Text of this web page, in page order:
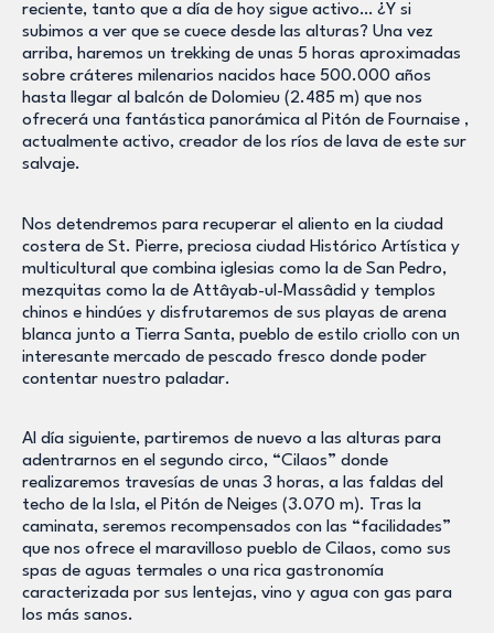
reciente, tanto que a día de hoy sigue activo… ¿Y si
subimos a ver que se cuece desde las alturas? Una vez
arriba, haremos un trekking de unas 5 horas aproximadas
sobre cráteres milenarios nacidos hace 500.000 años
hasta llegar al balcón de Dolomieu (2.485 m) que nos
ofrecerá una fantástica panorámica al Pitón de Fournaise ,
actualmente activo, creador de los ríos de lava de este sur
salvaje.
Nos detendremos para recuperar el aliento en la ciudad
costera de St. Pierre, preciosa ciudad Histórico Artística y
multicultural que combina iglesias como la de San Pedro,
mezquitas como la de Attâyab-ul-Massâdid y templos
chinos e hindúes y disfrutaremos de sus playas de arena
blanca junto a Tierra Santa, pueblo de estilo criollo con un
interesante mercado de pescado fresco donde poder
contentar nuestro paladar.
Al día siguiente, partiremos de nuevo a las alturas para
adentrarnos en el segundo circo, “Cilaos” donde
realizaremos travesías de unas 3 horas, a las faldas del
techo de la Isla, el Pitón de Neiges (3.070 m). Tras la
caminata, seremos recompensados con las “facilidades”
que nos ofrece el maravilloso pueblo de Cilaos, como sus
spas de aguas termales o una rica gastronomía
caracterizada por sus lentejas, vino y agua con gas para
los más sanos.